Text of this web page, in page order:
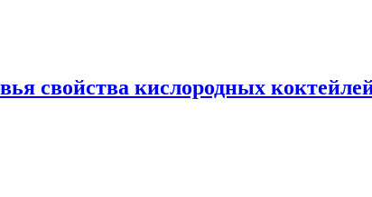
свойства кислородных